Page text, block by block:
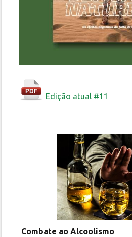
Edição atual #11
Combate ao Alcoolismo